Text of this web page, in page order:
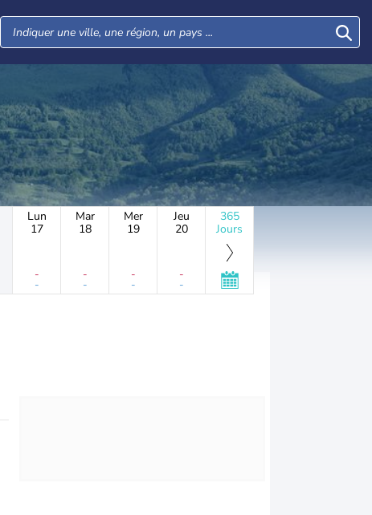
Lun
17
-
-
Mar
18
-
-
Mer
19
-
-
Jeu
20
-
-
365
Jours